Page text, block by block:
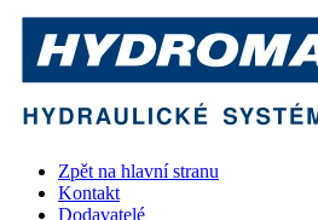
Zpět na hlavní stranu
Kontakt
Dodavatelé